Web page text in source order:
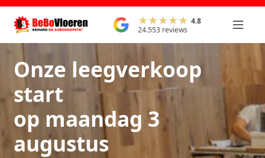
4.8
24.553 reviews
Onze leegverkoop
start
op maandag 3
augustus